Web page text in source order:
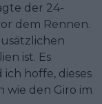
der 24-
dem Rennen.
ist. Es
hoffe, dieses
wie den Giro im